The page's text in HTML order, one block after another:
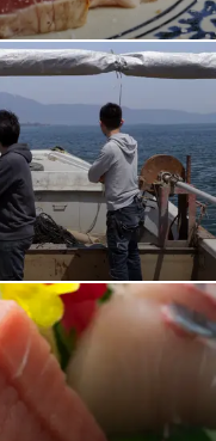
ト B2
しめるのも当店の魅
天然ものを使用！しっ
や単品でお楽しみいた
内容ももちろん日替わ
の旨味を是非ご賞味く
、ビワマス、ニゴロブ
スジエビ、ハスの計8種
城考古博物館が来場者
など考慮して選定した